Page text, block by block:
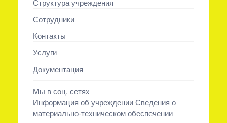
Структура учреждения
Сотрудники
Контакты
Услуги
Документация
Мы в соц. сетях
Информация об учреждении Сведения о
материально-техническом обеспечении